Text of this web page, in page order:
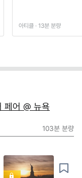
아티클 · 13분 분량
페어 @ 뉴욕
103분 분량